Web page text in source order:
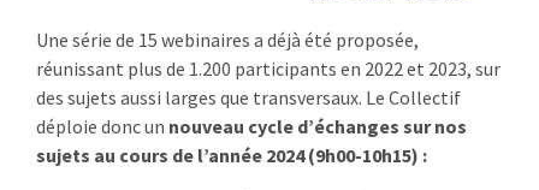
Une série de 15 webinaires a déjà été proposée,
réunissant plus de 1.200 participants en 2022 et 2023, sur
des sujets aussi larges que transversaux. Le Collectif
déploie donc un nouveau cycle d’échanges sur nos
sujets au cours de l’année 2024 (9h00-10h15) :